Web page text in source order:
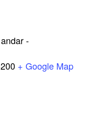
-
+ Google Map